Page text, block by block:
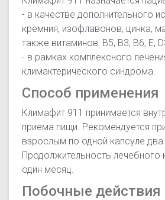
- в качестве дополнительного
кремния, изофлавонов, цинка,
также витаминов: B5, B3, B6, E,
- в рамках комплексного
климактерического синдрома.
Способ применения
Климафит 911 принимается
приема пищи. Рекомендуется
взрослым по одной капсуле два
Продолжительность лечебного
один месяц.
Побочные действия